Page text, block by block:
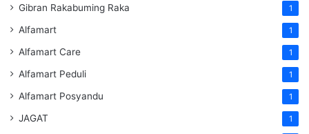
Gibran Rakabuming Raka 1
Alfamart 1
Alfamart Care 1
Alfamart Peduli 1
Alfamart Posyandu 1
JAGAT 1